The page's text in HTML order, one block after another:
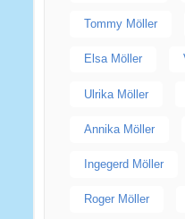
Tommy Möller
Elsa Möller
Ulrika Möller
Annika Möller
Ingegerd Möller
Roger Möller